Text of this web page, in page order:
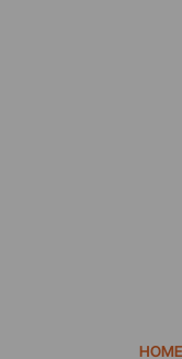
HOME